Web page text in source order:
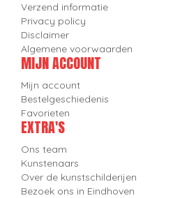
Verzend informatie
Privacy policy
Disclaimer
Algemene voorwaarden
MIJN ACCOUNT
Mijn account
Bestelgeschiedenis
Favorieten
EXTRA'S
Ons team
Kunstenaars
Over de kunstschilderijen
Bezoek ons in Eindhoven